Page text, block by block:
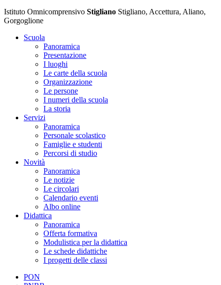
Istituto Omnicomprensivo Stigliano Stigliano, Accettura, Aliano,
Gorgoglione
Scuola
Panoramica
Presentazione
I luoghi
Le carte della scuola
Organizzazione
Le persone
I numeri della scuola
La storia
Servizi
Panoramica
Personale scolastico
Famiglie e studenti
Percorsi di studio
Novità
Panoramica
Le notizie
Le circolari
Calendario eventi
Albo online
Didattica
Panoramica
Offerta formativa
Modulistica per la didattica
Le schede didattiche
I progetti delle classi
PON